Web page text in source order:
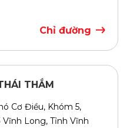
Chỉ đường
THẮM
Cơ Điều, Khóm 5,
Long, Tỉnh Vĩnh